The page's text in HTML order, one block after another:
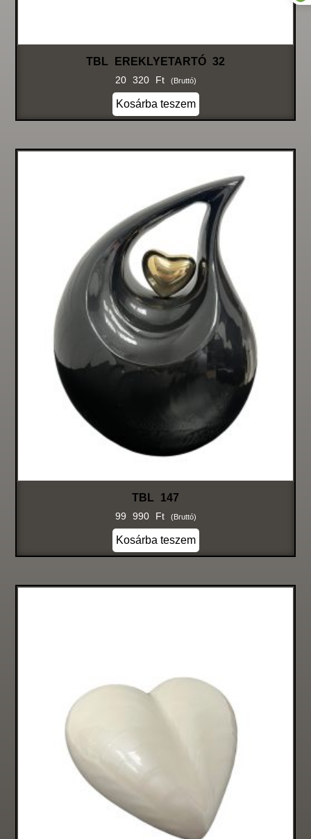
TBL EREKLYETARTÓ 32
20 320 Ft (bruttó)
Kosárba teszem
TBL 147
99 990 Ft (bruttó)
Kosárba teszem